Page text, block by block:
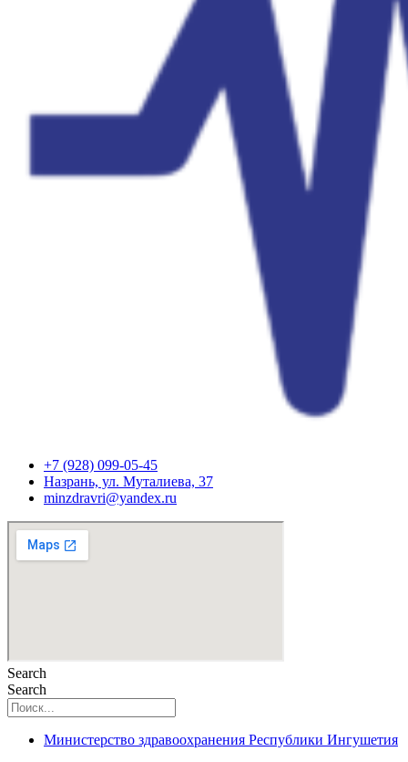
+7 (928) 099-05-45
Назрань, ул. Муталиева, 37
minzdravri@yandex.ru
Search
Search
Министерство здравоохранения Республики Ингушетия